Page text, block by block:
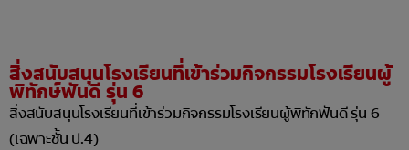
สิ่งสนับสนุนโรงเรียนที่เข้าร่วมกิจกรรมโรงเรียนผู้
พิทักษ์ฟันดี รุ่น 6
สิ่งสนับสนุนโรงเรียนที่เข้าร่วมกิจกรรมโรงเรียนผู้พิทักฟันดี รุ่น 6
(เฉพาะชั้น ป.4)